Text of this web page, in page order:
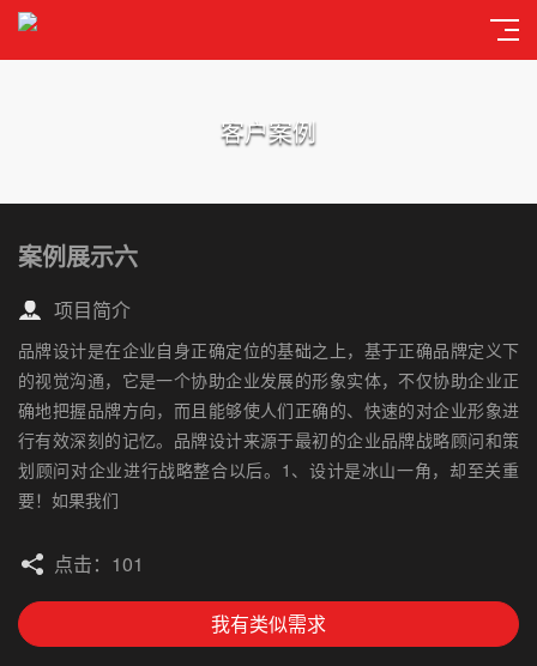
客户案例
案例展示六
项目简介
品牌设计是在企业自身正确定位的基础之上，基于正确品牌定义下
的视觉沟通，它是一个协助企业发展的形象实体，不仅协助企业正
确地把握品牌方向，而且能够使人们正确的、快速的对企业形象进
行有效深刻的记忆。品牌设计来源于最初的企业品牌战略顾问和策
划顾问对企业进行战略整合以后。1、设计是冰山一角，却至关重
要！如果我们
点击：101
我有类似需求